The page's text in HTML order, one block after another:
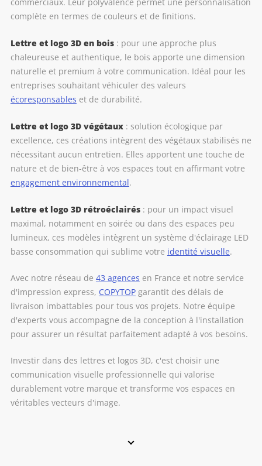
complète en termes de couleurs et de finitions.
Lettre et logo 3D en bois: pour une approche plus
chaleureuse et authentique, le bois apporte une dimension
naturelle et premium à votre communication. Idéal pour les
entreprises souhaitant véhiculer des valeurs
écoresponsables et de durabilité.
Lettre et logo 3D végétaux: solution écologique par
excellence, ces créations intègrent des végétaux stabilisés ne
nécessitant aucun entretien. Elles apportent une touche de
nature et de bien-être à vos espaces tout en affirmant votre
engagement environnemental.
Lettre et logo 3D rétroéclairés: pour un impact visuel
maximal, notamment en soirée ou dans des espaces peu
lumineux, ces modèles intègrent un système d'éclairage LED
basse consommation qui sublime votre identité visuelle.
Avec notre réseau de 43 agences en France et notre service
d'impression express, COPYTOPgarantit des délais de
livraison imbattables pour tous vos projets. Notre équipe
d'experts vous accompagne de la conception à l'installation
pour assurer un résultat parfaitement adapté à vos besoins.
Investir dans des lettres et logos 3D, c'est choisir une
communication visuelle professionnelle qui valorise
durablement votre marque et transforme vos espaces en
véritables vecteurs d'image.